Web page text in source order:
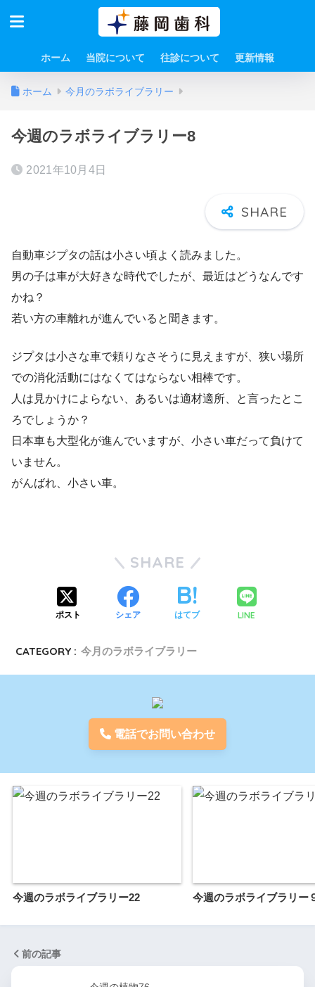
ホーム 当院について 往診について 更新情報
ホーム 今月のラボライブラリー
今週のラボライブラリー8
2021年10月4日
自動車ジプタの話は小さい頃よく読みました。
男の子は車が大好きな時代でしたが、最近はどうなんです
かね？
若い方の車離れが進んでいると聞きます。
ジプタは小さな車で頼りなさそうに見えますが、狭い場所
での消化活動にはなくてはならない相棒です。
人は見かけによらない、あるいは適材適所、と言ったとこ
ろでしょうか？
日本車も大型化が進んでいますが、小さい車だって負けて
いません。
がんばれ、小さい車。
SHARE
ポスト シェア はてブ LINE
CATEGORY : 今月のラボライブラリー
電話でお問い合わせ
今週のラボライブラリー22 今週のラボライブラリー
前の記事